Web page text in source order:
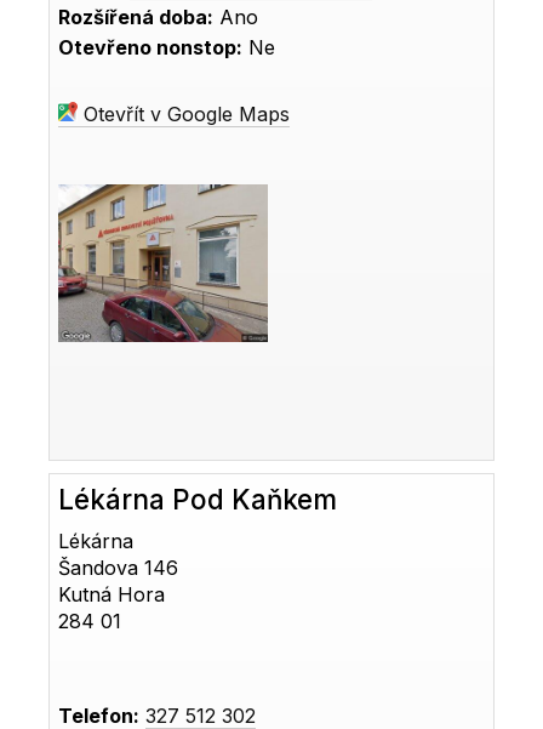
Rozšířená doba: Ano
Otevřeno nonstop: Ne
Otevřít v Google Maps
Lékárna Pod Kaňkem
Lékárna
Šandova 146
Kutná Hora
284 01
Telefon: 327 512 302